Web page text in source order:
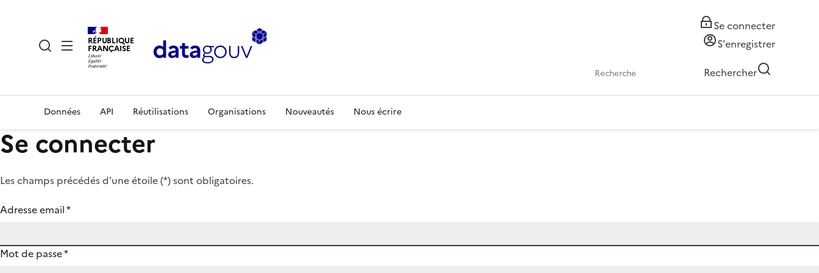
RÉPUBLIQUE
FRANÇAISE
Se connecter
S'enregistrer
Rechercher
Données API Réutilisations Organisations Nouveautés Nous écrire
Se connecter
Les champs précédés d'une étoile (*) sont obligatoires.
Adresse email*
Mot de passe*